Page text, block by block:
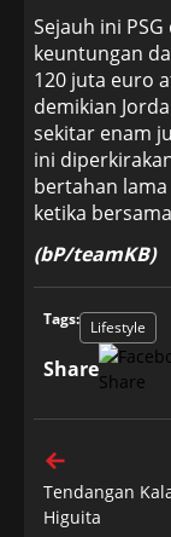
Sejauh ini
keuntungan
120 juta euro
demikian
sekitar enam
ini
bertahan
ketika
(bP/teamKB)
Tags: Lifestyle
Share
Tendangan
Higuita